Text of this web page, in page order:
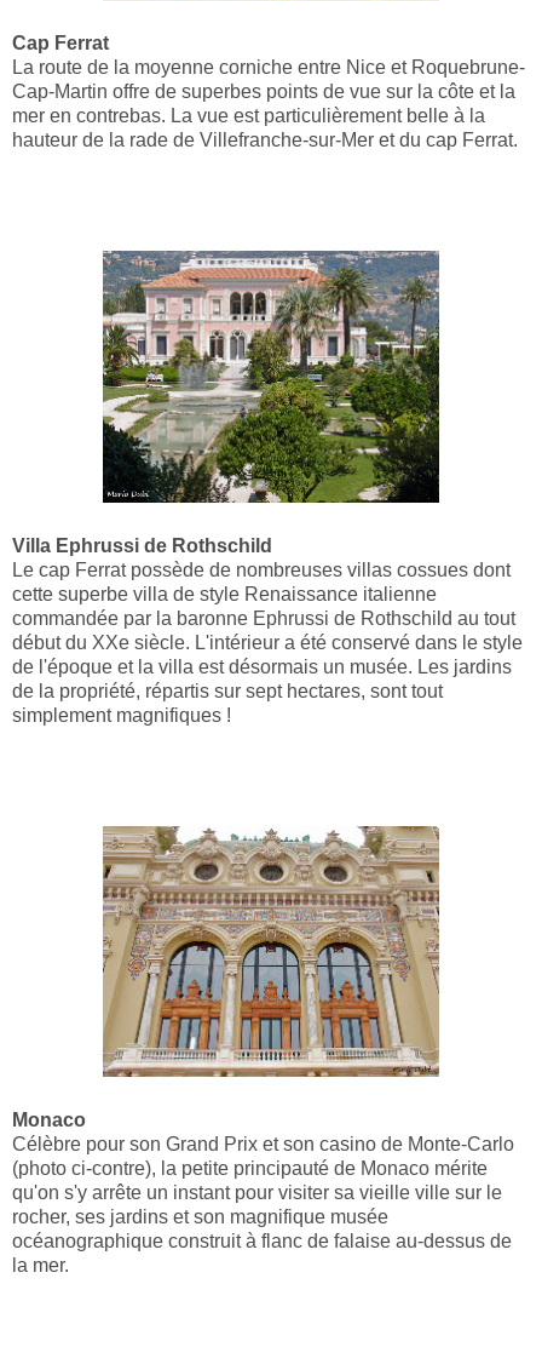
Cap Ferrat
La route de la moyenne corniche entre Nice et Roquebrune-
Cap-Martin offre de superbes points de vue sur la côte et la
mer en contrebas. La vue est particulièrement belle à la
hauteur de la rade de Villefranche-sur-Mer et du cap Ferrat.
Villa Ephrussi de Rothschild
Le cap Ferrat possède de nombreuses villas cossues dont
cette superbe villa de style Renaissance italienne
commandée par la baronne Ephrussi de Rothschild au tout
début du XXe siècle. L'intérieur a été conservé dans le style
de l'époque et la villa est désormais un musée. Les jardins
de la propriété, répartis sur sept hectares, sont tout
simplement magnifiques !
Monaco
Célèbre pour son Grand Prix et son casino de Monte-Carlo
(photo ci-contre), la petite principauté de Monaco mérite
qu'on s'y arrête un instant pour visiter sa vieille ville sur le
rocher, ses jardins et son magnifique musée
océanographique construit à flanc de falaise au-dessus de
la mer.